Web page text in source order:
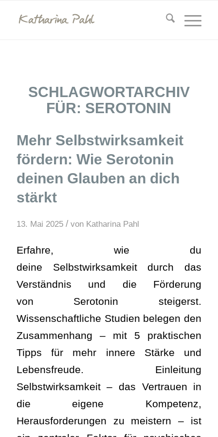
SCHLAGWORTARCHIV
FÜR: SEROTONIN
Mehr Selbstwirksamkeit
fördern: Wie Serotonin
deinen Glauben an dich
stärkt
13. Mai 2025 / von Katharina Pahl
Erfahre, wie du
deine Selbstwirksamkeit durch das
Verständnis und die Förderung
von Serotonin steigerst.
Wissenschaftliche Studien belegen den
Zusammenhang – mit 5 praktischen
Tipps für mehr innere Stärke und
Lebensfreude. Einleitung
Selbstwirksamkeit – das Vertrauen in
die eigene Kompetenz,
Herausforderungen zu meistern – ist